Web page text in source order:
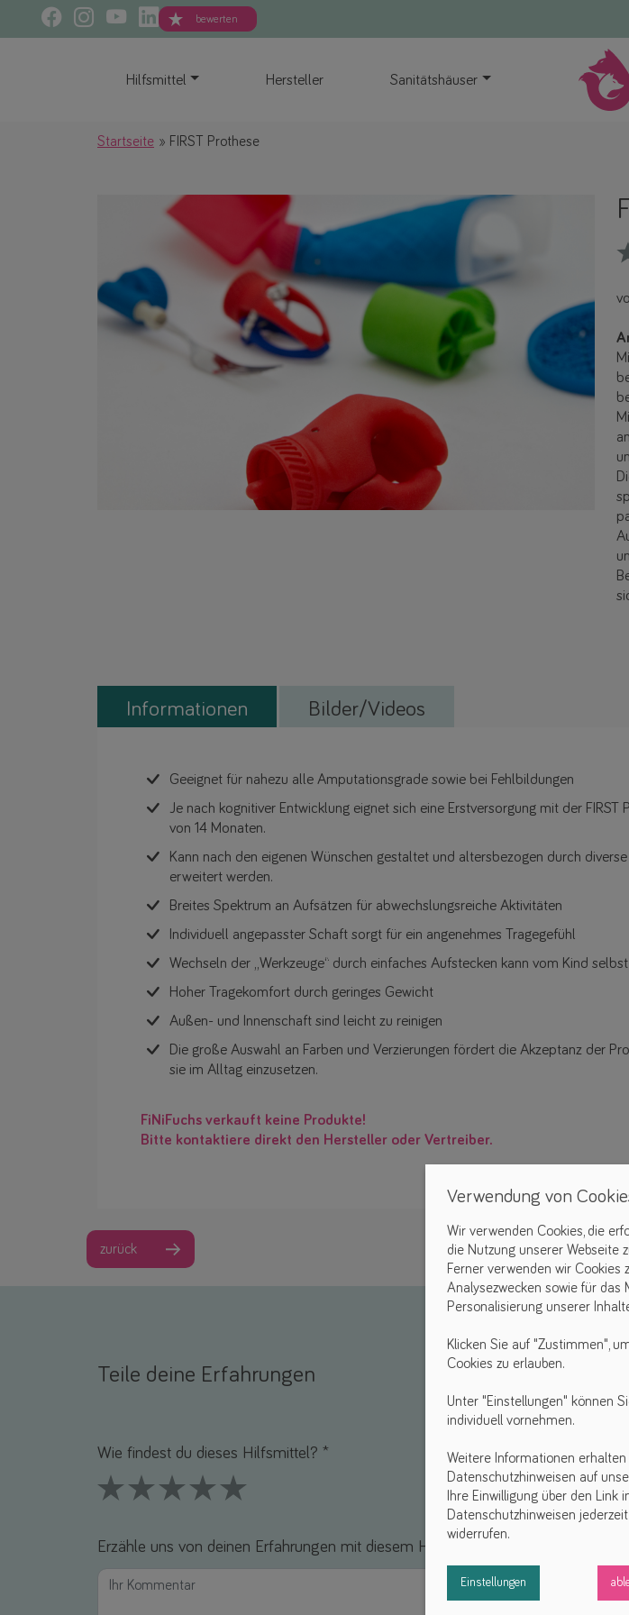
bewerten
Hilfsmittel Hersteller Sanitätshäuser
Startseite FIRST Prothese
Informationen Bilder/Videos
Geeignet für nahezu alle Amputationsgrade sowie bei Fehlbildungen
Je nach kognitiver Entwicklung eignet sich eine Erstversorgung mit der FIRST
von 14 Monaten.
Kann nach den eigenen Wünschen gestaltet und altersbezogen durch
erweitert werden.
Breites Spektrum an Aufsätzen für abwechslungsreiche Aktivitäten
Individuell angepasster Schaft sorgt für ein angenehmes Tragegefühl
Wechseln der „Werkzeuge“ durch einfaches Aufstecken kann vom Kind
Hoher Tragekomfort durch geringes Gewicht
Außen- und Innenschaft sind leicht zu reinigen
Die große Auswahl an Farben und Verzierungen fördert die Akzeptanz der
sie im Alltag einzusetzen.
FiNiFuchs verkauft keine Produkte!
Bitte kontaktiere direkt den Hersteller oder Vertreiber.
zurück
Teile deine Erfahrungen
Wie findest du dieses Hilfsmittel? *
Erzähle uns von deinen Erfahrungen mit diesem Hilfsmittel *
Verwendung von
Wir verwenden Cookies, die
die Nutzung unserer Webseite
Ferner verwenden wir Cookies
Analysezwecken sowie für das
Personalisierung unserer
Klicken Sie auf "Zustimmen",
Cookies zu erlauben.
Unter "Einstellungen" können
individuell vornehmen.
Weitere Informationen erhalten
Datenschutzhinweisen auf
Ihre Einwilligung über den Link
Datenschutzhinweisen
widerrufen.
Einstellungen